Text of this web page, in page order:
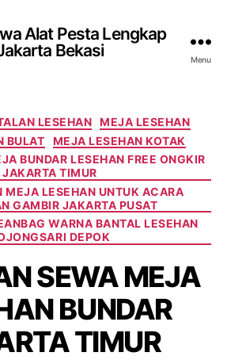
Alat Pesta Lengkap
Bekasi
Menu
Categories
LESEHAN
MEJA LESEHAN
BULAT
MEJA LESEHAN KOTAK
BUNDAR LESEHAN FREE ONGKIR
JAKARTA TIMUR
MEJA LESEHAN UNTUK ACARA
GAMBIR JAKARTA PUSAT
WARNA BANTAL LESEHAN
DEPOK
SEWA MEJA
BUNDAR
TIMUR